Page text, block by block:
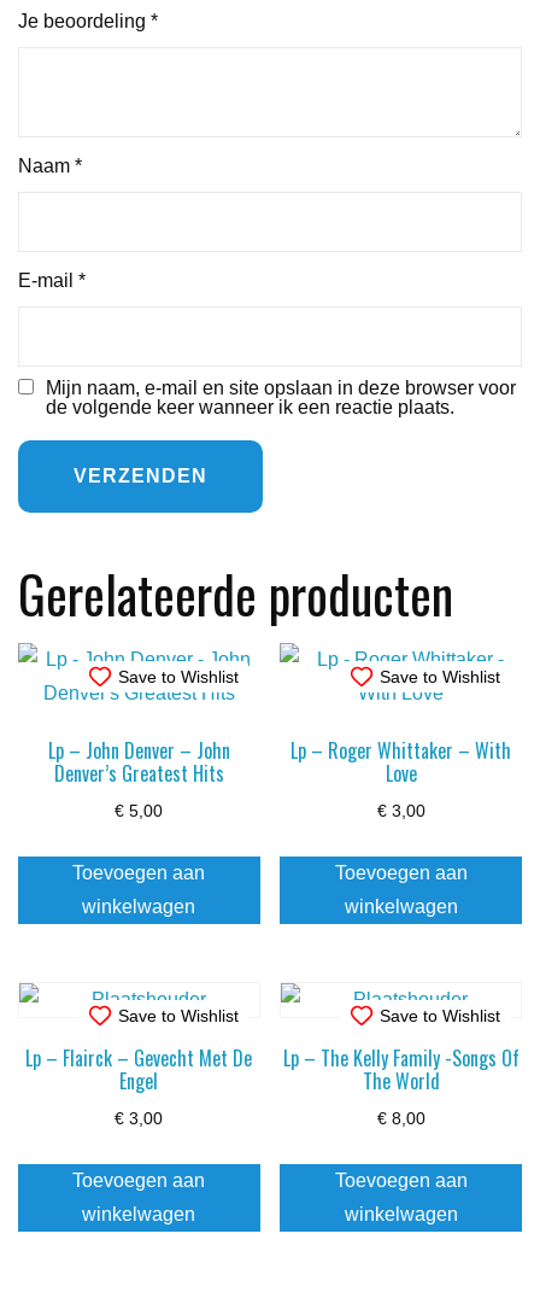
Je beoordeling *
Naam *
E-mail *
Mijn naam, e-mail en site opslaan in deze browser voor
de volgende keer wanneer ik een reactie plaats.
Gerelateerde producten
Save to Wishlist
Lp – John Denver – John
Denver’s Greatest Hits
€ 5,00
Toevoegen aan
winkelwagen
Save to Wishlist
Lp – Roger Whittaker – With
Love
€3,00
Toevoegen aan
winkelwagen
Save to Wishlist
Lp – Flairck – Gevecht Met De
Engel
€ 3,00
Toevoegen aan
winkelwagen
Save to Wishlist
Lp – The Kelly Family -Songs Of
The World
€8,00
Toevoegen aan
winkelwagen